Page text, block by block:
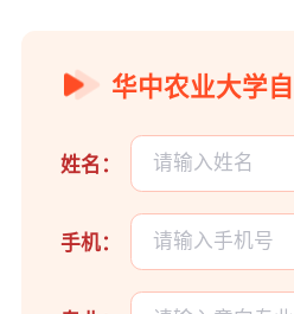
华中农业大学
姓名：
手机：